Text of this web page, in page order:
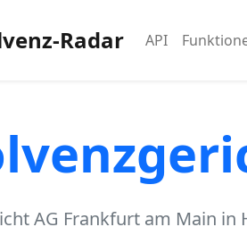
Radar API
AG Frankfurt am Main in